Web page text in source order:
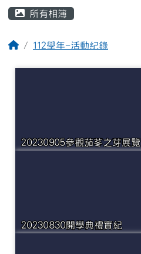
所有相簿
回首頁112學年-活動紀錄
20230905參觀茄苳之芽展覽
20230830開學典禮實紀